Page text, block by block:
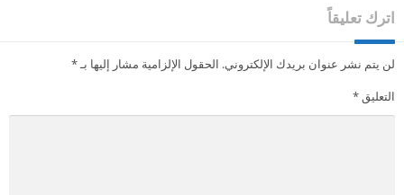
اترك تعليقاً
لن يتم نشر عنوان بريدك الإلكتروني. الحقول الإلزامية مشار إليها بـ*
التعليق*